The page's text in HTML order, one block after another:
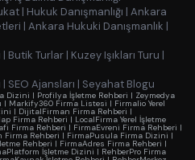
| Hukuk Danışmanlığı | Ankara
| Ankara Hukuki Danışmanlık |
| Butik Turlar | Kuzey Işıkları Turu |
| SEO Ajansları | Seyahat Blogu
Dizini | Profilya İşletme Rehberi | Zeymedya
| Markify360 Firma Listesi | Firmalio Yerel
| DijitalFirman Firma Rehberi |
Firma Rehberi | LocalFirma Yerel İşletme
Firma Rehberi | FirmaEvreni Firma Rehberi |
Firma Rehberi | FirmaPusula Firma Dizini |
Rehberi | FirmaAdres Firma Rehberi |
İşletme Dizini | RehberPro Firma